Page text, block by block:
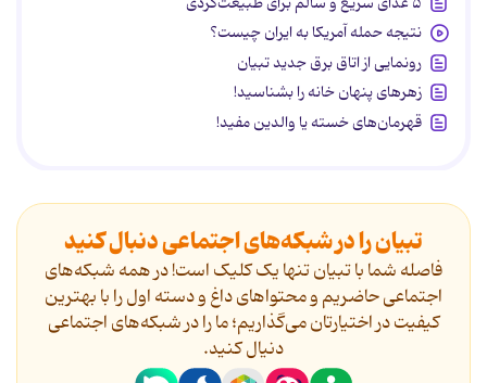
نتیجه حمله آمریکا به ایران چیست؟
رونمایی از اتاق برق جدید تبیان
زهرهای پنهان خانه را بشناسید!
قهرمان‌های خسته یا والدین مفید!
تبیان را در شبکه‌های اجتماعی دنبال کنید
فاصله شما با تبیان تنها یک کلیک است! در همه شبکه‌های
اجتماعی حاضریم و محتواهای داغ و دسته اول را با بهترین
کیفیت در اختیارتان می‌گذاریم؛ ما را در شبکه‌های اجتماعی
دنیال کنید.